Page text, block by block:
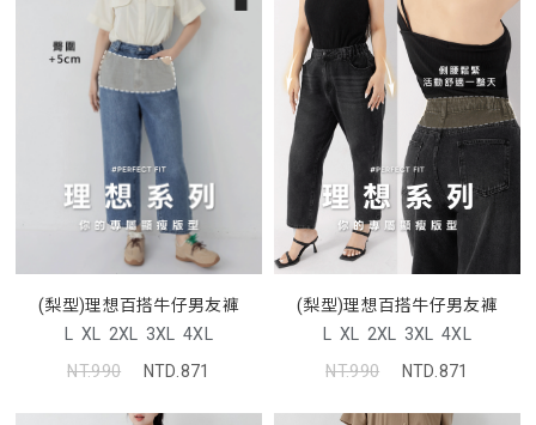
(梨型)理想百搭牛仔男友褲
L XL 2XL 3XL 4XL
NT.990
NTD.871
(梨型)理想百搭牛仔男友褲
L XL 2XL 3XL 4XL
NT.990
NTD.871